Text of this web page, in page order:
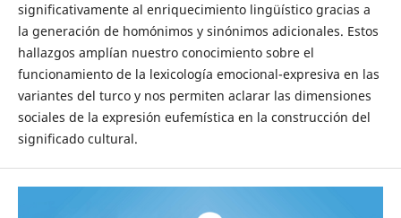
significativamente al enriquecimiento lingüístico gracias a
la generación de homónimos y sinónimos adicionales. Estos
hallazgos amplían nuestro conocimiento sobre el
funcionamiento de la lexicología emocional-expresiva en las
variantes del turco y nos permiten aclarar las dimensiones
sociales de la expresión eufemística en la construcción del
significado cultural.